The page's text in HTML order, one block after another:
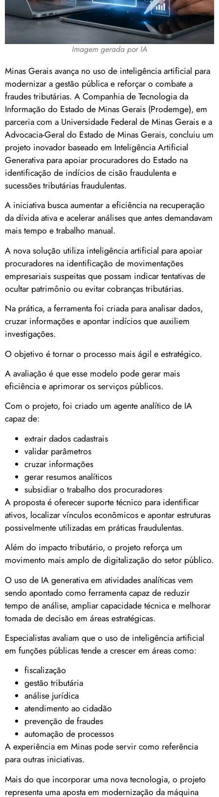
Imagem gerada por IA
Minas Gerais avança no uso de inteligência artificial para
modernizar a gestão pública e reforçar o combate a
fraudes tributárias. A Companhia de Tecnologia da
Informação do Estado de Minas Gerais (Prodemge), em
parceria com a Universidade Federal de Minas Gerais e a
Advocacia-Geral do Estado de Minas Gerais, concluiu um
projeto inovador baseado em Inteligência Artificial
Generativa para apoiar procuradores do Estado na
identificação de indícios de cisão fraudulenta e
sucessões tributárias fraudulentas.
A iniciativa busca aumentar a eficiência na recuperação
da dívida ativa e acelerar análises que antes demandavam
mais tempo e trabalho manual.
A nova solução utiliza inteligência artificial para apoiar
procuradores na identificação de movimentações
empresariais suspeitas que possam indicar tentativas de
ocultar patrimônio ou evitar cobranças tributárias.
Na prática, a ferramenta foi criada para analisar dados,
cruzar informações e apontar indícios que auxiliem
investigações.
O objetivo é tornar o processo mais ágil e estratégico.
A avaliação é que esse modelo pode gerar mais
eficiência e aprimorar os serviços públicos.
Com o projeto, foi criado um agente analítico de IA
capaz de:
extrair dados cadastrais
validar parâmetros
cruzar informações
gerar resumos analíticos
subsidiar o trabalho dos procuradores
A proposta é oferecer suporte técnico para identificar
ativos, localizar vínculos econômicos e apontar estruturas
possivelmente utilizadas em práticas fraudulentas.
Além do impacto tributário, o projeto reforça um
movimento mais amplo de digitalização do setor público.
O uso de IA generativa em atividades analíticas vem
sendo apontado como ferramenta capaz de reduzir
tempo de análise, ampliar capacidade técnica e melhorar
tomada de decisão em áreas estratégicas.
Especialistas avaliam que o uso de inteligência artificial
em funções públicas tende a crescer em áreas como:
fiscalização
gestão tributária
análise jurídica
atendimento ao cidadão
prevenção de fraudes
automação de processos
A experiência em Minas pode servir como referência
para outras iniciativas.
Mais do que incorporar uma nova tecnologia, o projeto
representa uma aposta em modernização da máquina